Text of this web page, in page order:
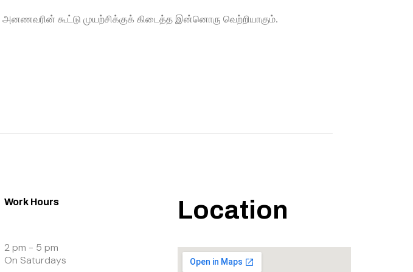
அனணவரின் கூட் டு முயற்சிக்குக் கிடைத்த இன்னொரு வெற்றியாகும்.
Work Hours
2 pm - 5 pm
On Saturdays
Location